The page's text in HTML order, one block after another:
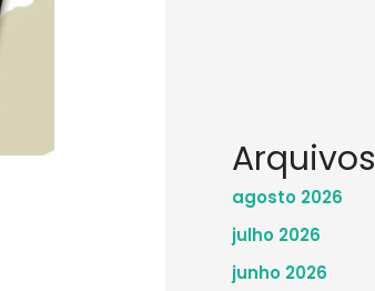
Arquivos
agosto 2026
julho 2026
junho 2026